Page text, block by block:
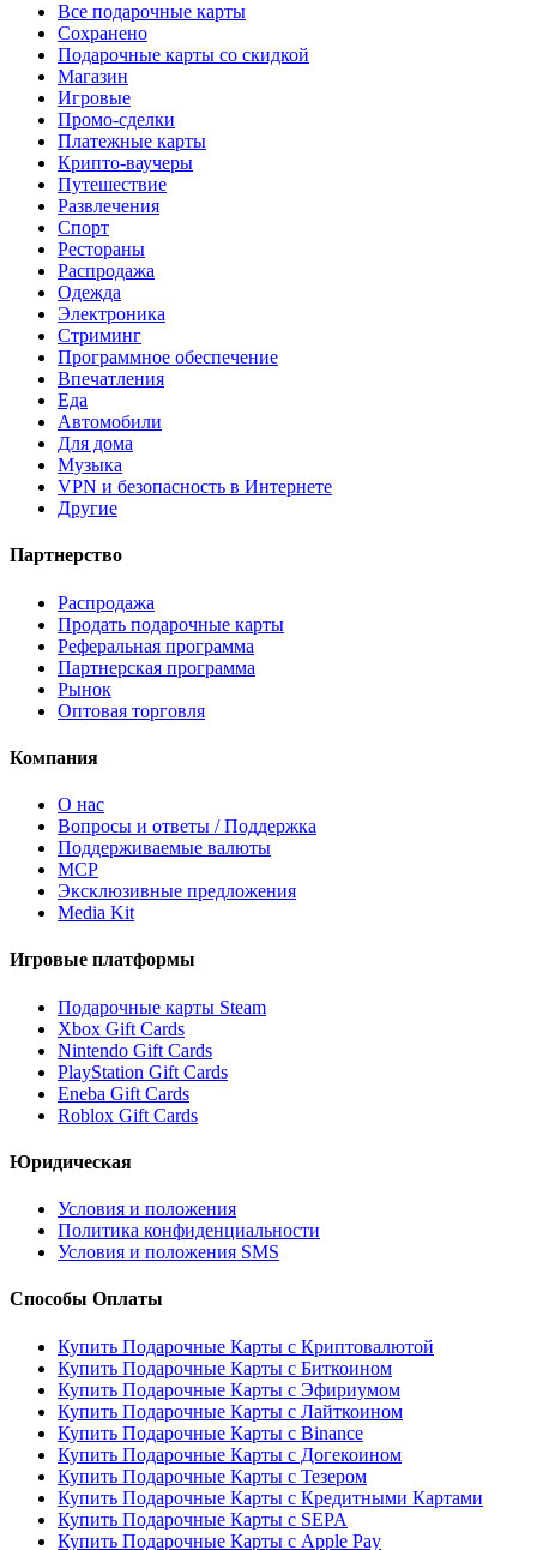
Все подарочные карты
Сохранено
Подарочные карты со скидкой
Магазин
Игровые
Промо-сделки
Платежные карты
Крипто-ваучеры
Путешествие
Развлечения
Спорт
Рестораны
Распродажа
Одежда
Электроника
Стриминг
Программное обеспечение
Впечатления
Еда
Автомобили
Для дома
Музыка
VPN и безопасность в Интернете
Другие
Партнерство
Распродажа
Продать подарочные карты
Реферальная программа
Партнерская программа
Рынок
Оптовая торговля
Компания
О нас
Вопросы и ответы / Поддержка
Поддерживаемые валюты
MCP
Эксклюзивные предложения
Media Kit
Игровые платформы
Подарочные карты Steam
Xbox Gift Cards
Nintendo Gift Cards
PlayStation Gift Cards
Eneba Gift Cards
Roblox Gift Cards
Юридическая
Условия и положения
Политика конфиденциальности
Условия и положения SMS
Способы Оплаты
Купить Подарочные Карты с Криптовалютой
Купить Подарочные Карты с Биткоином
Купить Подарочные Карты с Эфириумом
Купить Подарочные Карты с Лайткоином
Купить Подарочные Карты с Binance
Купить Подарочные Карты с Догекоином
Купить Подарочные Карты с Тезером
Купить Подарочные Карты с Кредитными Картами
Купить Подарочные Карты с SEPA
Купить Подарочные Карты с Apple Pay